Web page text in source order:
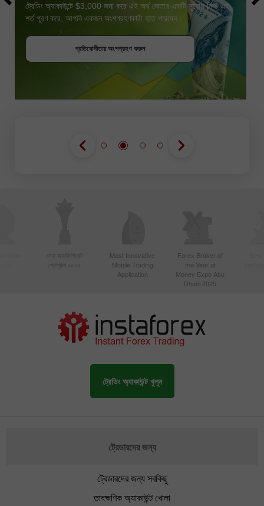
প্রতিযোগীতায় অংশগ্রহণ করুন
ট্রেডিং অ্যাকাউন্টে $3,000 জমা করে এই অর্থ জেতার একটি সুযোগ নিন! এই
শর্ত পূরণ করে, আপনি একজন অংশগ্রহণকারী হতে পারবেন।
প্রতিযোগীতায় অংশগ্রহণ করুন
প্রতিযোগীতায় অংশগ্রহণ করুন
সেরা অ্যাফিলিয়েট
প্রোগ্রাম ২০২০
Most Innovative
Mobile Trading
Application
Forex Broker of
the Year at
Money Expo Abu
Dhabi 2025
ট্রেডিং অ্যাকাউন্ট খুলুন
ট্রেডারদের জন্য
ট্রেডারদের জন্য সবকিছু
তাৎক্ষণিক অ্যাকাউন্ট খোলা